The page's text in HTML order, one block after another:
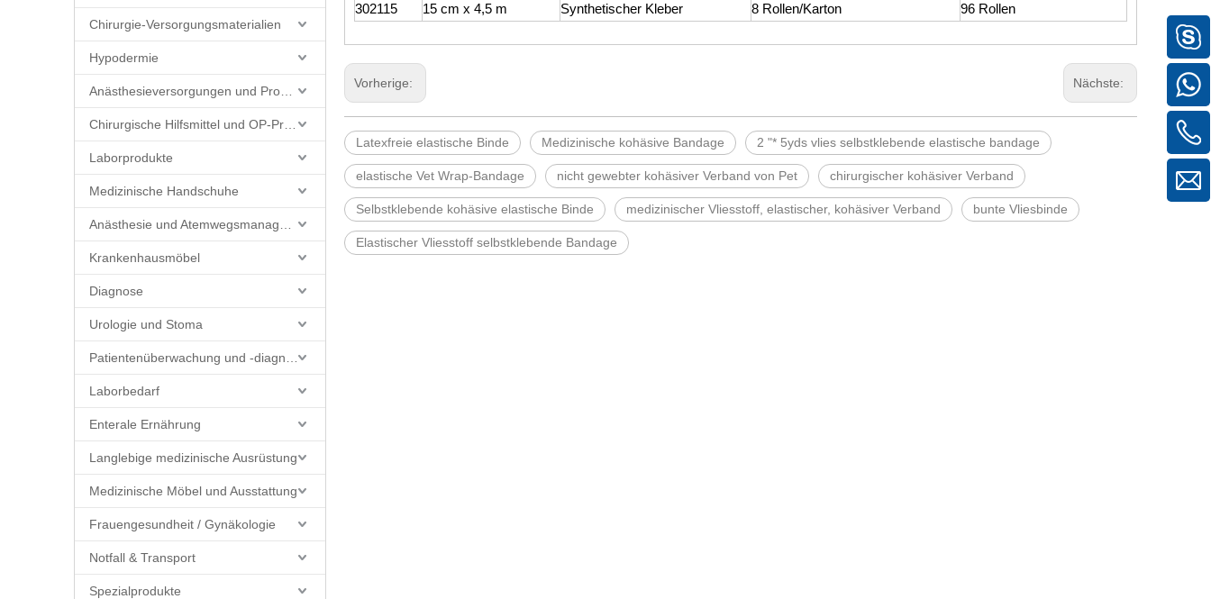
Chirurgie-Versorgungsmaterialien
Hypodermie
Laborprodukte
Medizinische Handschuhe
Krankenhausmöbel
Diagnose
Urologie und Stoma
Laborbedarf
Enterale Ernährung
Langlebige medizinische Ausrüstung
Medizinische Möbel und Ausstattung
Frauengesundheit / Gynäkologie
Notfall & Transport
Spezialprodukte
302115
15 cm x 4,5 m Synthetischer Kleber 8 Rollen/Karton 96 Rollen
Vorherige: Nächste:
Latexfreie elastische Binde Medizinische kohäsive Bandage 2 "* 5yds vlies selbstklebende elastische bandage
elastische Vet Wrap-Bandage nicht gewebter kohäsiver Verband von Pet chirurgischer kohäsiver Verband
Selbstklebende kohäsive elastische Binde medizinischer Vliesstoff, elastischer, kohäsiver Verband bunte Vliesbinde
Elastischer Vliesstoff selbstklebende Bandage